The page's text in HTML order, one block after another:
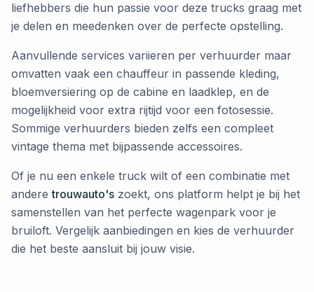
liefhebbers die hun passie voor deze trucks graag met
je delen en meedenken over de perfecte opstelling.
Aanvullende services variieren per verhuurder maar
omvatten vaak een chauffeur in passende kleding,
bloemversiering op de cabine en laadklep, en de
mogelijkheid voor extra rijtijd voor een fotosessie.
Sommige verhuurders bieden zelfs een compleet
vintage thema met bijpassende accessoires.
Of je nu een enkele truck wilt of een combinatie met
anderetrouwauto's zoekt, ons platform helpt je bij het
samenstellen van het perfecte wagenpark voor je
bruiloft. Vergelijk aanbiedingen en kies de verhuurder
die het beste aansluit bij jouw visie.